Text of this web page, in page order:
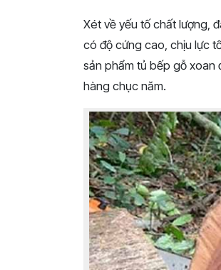
Xét về yếu tố chất lượng,
có độ cứng cao, chịu lực
sản phẩm tủ bếp gỗ xoan
hàng chục năm.